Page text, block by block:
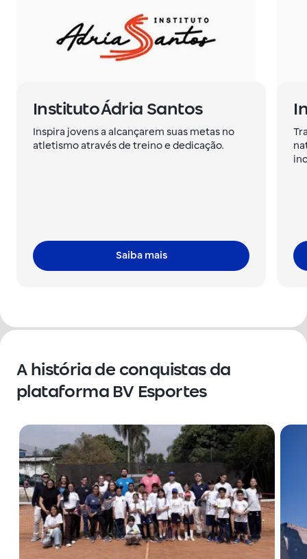
Instituto Ádria Santos​
Inspira jovens a alcançarem suas metas no
atletismo através de treino e dedicação.
Saiba mais
A história de conquistas da
plataforma BV Esportes